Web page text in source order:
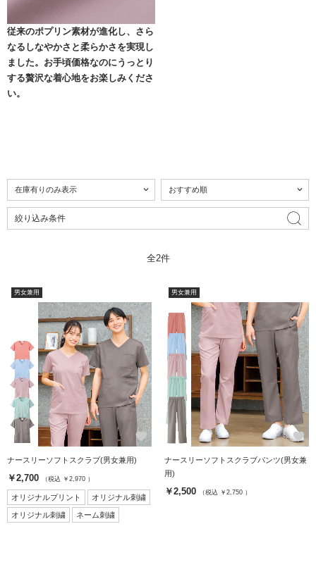
従来のポプリン素材が進化し、さら
なるしなやかさと柔らかさを実現し
ました。お手頃価格なのにうっとり
する贅沢な着心地をお楽しみくださ
い。
絞り込み条件
全2件
男女兼用
favorite
ナースリーソフトスクラブ(男女兼用)
￥2,700 （税込 ￥2,970 ）
オリジナルプリント オリジナル刺繍
オリジナル刺繍 ネーム刺繍
男女兼用
favorite
ナースリーソフトスクラブパンツ(男女兼
用)
￥2,500 （税込 ￥2,750 ）